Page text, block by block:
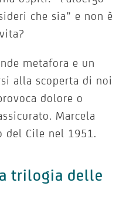
che sia” e non è
metafora e un
alla scoperta di noi
dolore o
Marcela
del Cile nel 1951.
trilogia delle